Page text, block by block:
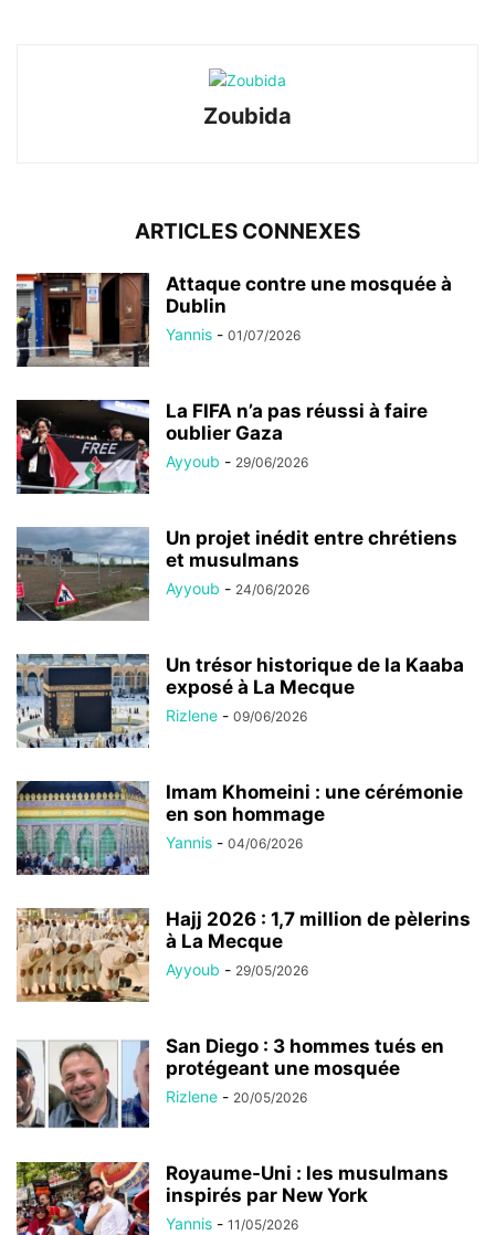
Zoubida
ARTICLES CONNEXES
Attaque contre une mosquée à
Dublin
Yannis - 01/07/2026
La FIFA n’a pas réussi à faire
oublier Gaza
Ayyoub - 29/06/2026
Un projet inédit entre chrétiens
et musulmans
Ayyoub - 24/06/2026
Un trésor historique de la Kaaba
exposé à La Mecque
Rizlene - 09/06/2026
Imam Khomeini : une cérémonie
en son hommage
Yannis - 04/06/2026
Hajj 2026 : 1,7 million de pèlerins
à La Mecque
Ayyoub - 29/05/2026
San Diego : 3 hommes tués en
protégeant une mosquée
Rizlene - 20/05/2026
Royaume-Uni : les musulmans
inspirés par New York
Yannis - 11/05/2026